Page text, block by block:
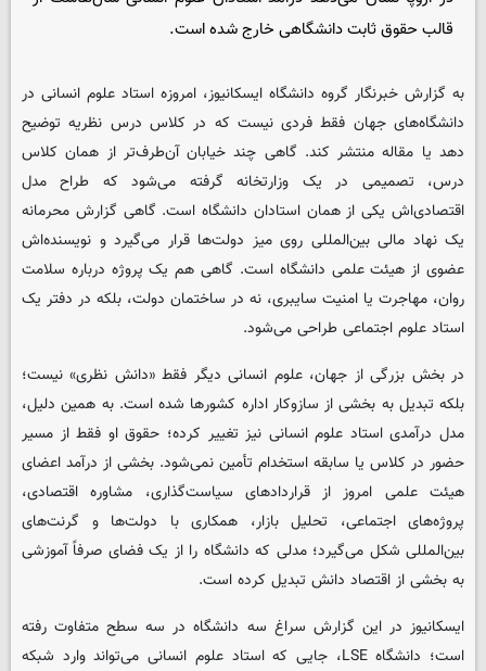
قالب حقوق ثابت دانشگاهی خارج شده است.
به گزارش خبرنگار گروه دانشگاه ایسکانیوز، امروزه استاد علوم انسانی در
دانشگاه‌های جهان فقط فردی نیست که در کلاس درس نظریه توضیح
دهد یا مقاله منتشر کند. گاهی چند خیابان آن‌طرف‌تر از همان کلاس
درس، تصمیمی در یک وزارتخانه گرفته می‌شود که طراح مدل
اقتصادی‌اش یکی از همان استادان دانشگاه است. گاهی گزارش محرمانه
یک نهاد مالی بین‌المللی روی میز دولت‌ها قرار می‌گیرد و نویسنده‌اش
عضوی از هیئت علمی دانشگاه است. گاهی هم یک پروژه درباره سلامت
روان، مهاجرت یا امنیت سایبری، نه در ساختمان دولت، بلکه در دفتر یک
استاد علوم اجتماعی طراحی می‌شود.
در بخش بزرگی از جهان، علوم انسانی دیگر فقط «دانش نظری» نیست؛
بلکه تبدیل به بخشی از سازوکار اداره کشورها شده است. به همین دلیل،
مدل درآمدی استاد علوم انسانی نیز تغییر کرده؛ حقوق او فقط از مسیر
حضور در کلاس یا سابقه استخدام تأمین نمی‌شود. بخشی از درآمد اعضای
هیئت علمی امروز از قراردادهای سیاست‌گذاری، مشاوره اقتصادی،
پروژه‌های اجتماعی، تحلیل بازار، همکاری با دولت‌ها و گرنت‌های
بین‌المللی شکل می‌گیرد؛ مدلی که دانشگاه را از یک فضای صرفاً آموزشی
به بخشی از اقتصاد دانش تبدیل کرده است.
ایسکانیوز در این گزارش سراغ سه دانشگاه در سه سطح متفاوت رفته
است؛ دانشگاه LSE، جایی که استاد علوم انسانی می‌تواند وارد شبکه